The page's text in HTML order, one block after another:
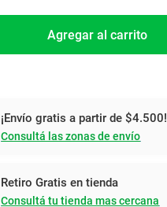
Agregar al carrito
¡Envío gratis a partir de $4.500!
Consultá las zonas de envío
Retiro Gratis en tienda
Consultá tu tienda mas cercana